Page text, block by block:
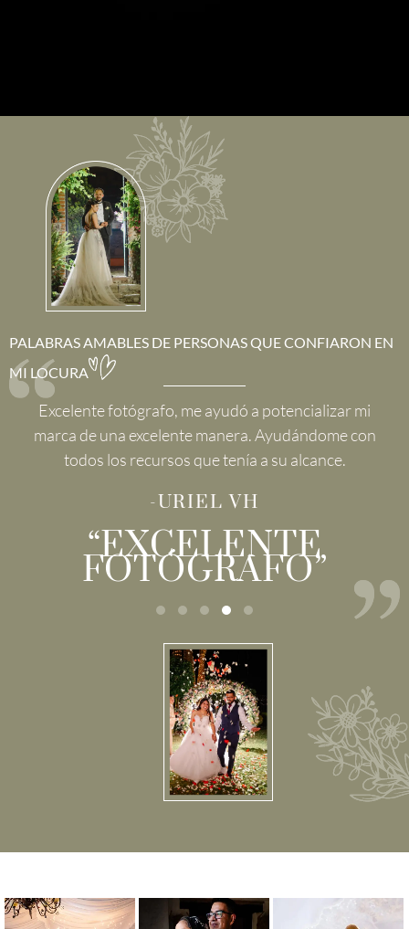
PALABRAS AMABLES DE PERSONAS QUE CONFIARON EN
MI LOCURA
Excelente fotógrafo, me ayudó a potencializar mi
marca de una excelente manera. Ayudándome con
todos los recursos que tenía a su alcance.
-URIEL VH
“EXCELENTE
FOTÓGRAFO”